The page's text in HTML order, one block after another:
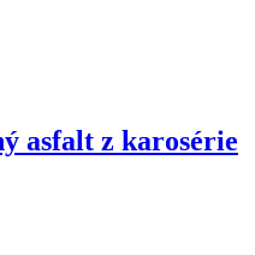
asfalt z karosérie